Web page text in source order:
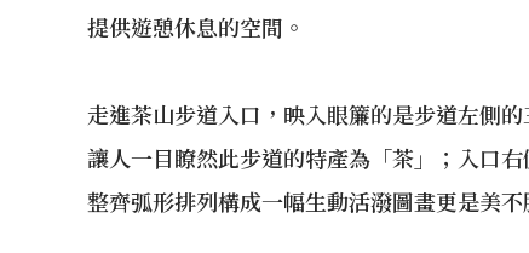
提供遊憩休息的空間。
走進茶山步道入口，映入眼簾的是步道左側
讓人一目瞭然此步道的特產為「茶」；入口
整齊弧形排列構成一幅生動活潑圖畫更是美不